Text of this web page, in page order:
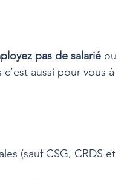
pas de salarié ou
aussi pour vous à
(sauf CSG, CRDS et